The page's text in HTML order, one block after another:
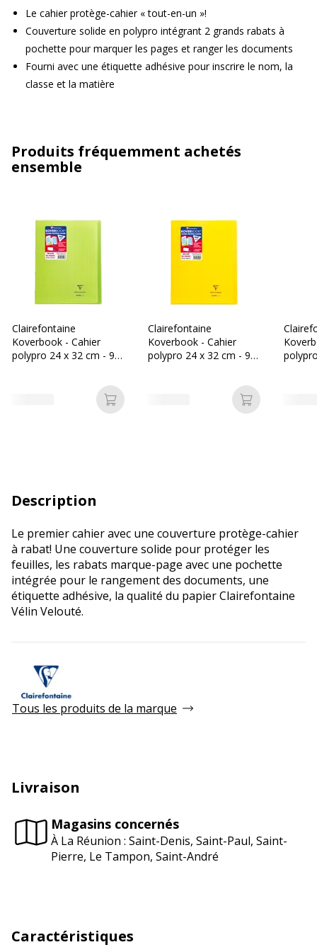
Le cahier protège-cahier « tout-en-un »!
Couverture solide en polypro intégrant 2 grands rabats à
pochette pour marquer les pages et ranger les documents
Fourni avec une étiquette adhésive pour inscrire le nom, la
classe et la matière
Produits fréquemment achetés
ensemble
Clairefontaine
Koverbook - Cahier
polypro 24 x 32 cm - 96
Ajouter au panier
Clairefontaine
Koverbook - Cahier
polypro 24 x 32 cm - 96
Ajouter au
Description
Le premier cahier avec une couverture protège-cahier
à rabat! Une couverture solide pour protéger les
feuilles, les rabats marque-page avec une pochette
intégrée pour le rangement des documents, une
étiquette adhésive, la qualité du papier Clairefontaine
Vélin Velouté.
Tous les produits de la marque
Livraison
Magasins concernés
À La Réunion : Saint-Denis, Saint-Paul, Saint-
Pierre, Le Tampon, Saint-André
Caractéristiques